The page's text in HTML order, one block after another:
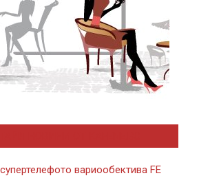
вариообектива FE